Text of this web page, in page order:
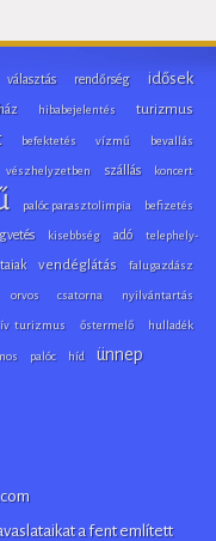
választás rendőrség idősek
hibabejelentés turizmus
befektetés vízmű bevallás
vészhelyzetben szállás koncert
palóc parasztolimpia befizetés
kisebbség adó telephely-
vendéglátás falugazdász
orvos csatorna nyilvántartás
turizmus őstermelő hulladék
palóc híd ünnep
a fent említett